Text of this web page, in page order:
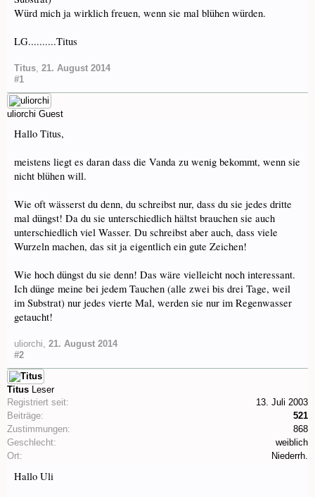
Würd mich ja wirklich freuen, wenn sie mal blühen würden.
LG..........Titus
Titus, 21. August 2014
#1
uliorchi Guest
Hallo Titus,
meistens liegt es daran dass die Vanda zu wenig bekommt, wenn sie
nicht blühen will.
Wie oft wässerst du denn, du schreibst nur, dass du sie jedes dritte
mal düngst! Da du sie unterschiedlich hältst brauchen sie auch
unterschiedlich viel Wasser. Du schreibst aber auch, dass viele
Wurzeln machen, das sit ja eigentlich ein gute Zeichen!
Wie hoch düngst du sie denn! Das wäre vielleicht noch interessant.
Ich dünge meine bei jedem Tauchen (alle zwei bis drei Tage, weil
im Substrat) nur jedes vierte Mal, werden sie nur im Regenwasser
getaucht!
uliorchi, 21. August 2014
#2
Titus Leser
Registriert seit:
13. Juli 2003
Beiträge:
521
Zustimmungen:
868
Geschlecht:
weiblich
Ort:
Niederrh.
Hallo Uli